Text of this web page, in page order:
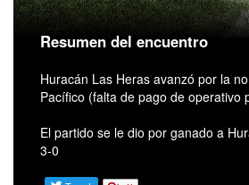
Resumen del encuentro
Huracán Las Heras avanzó por la
Pacífico (falta de pago de operativo
El partido se le dio por ganado a
3-0